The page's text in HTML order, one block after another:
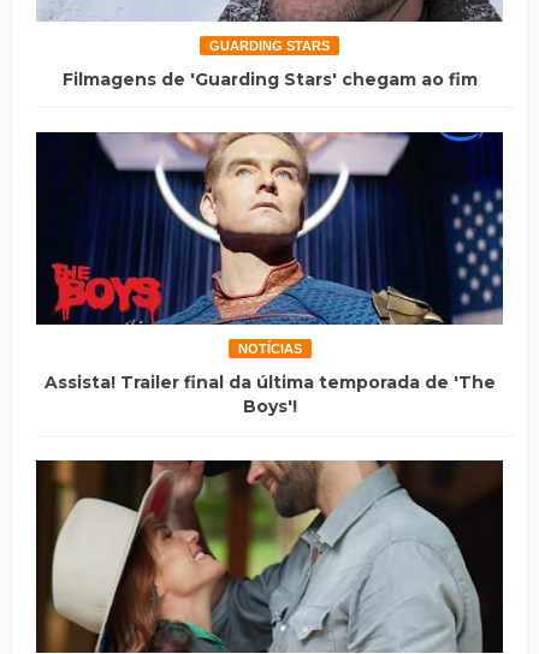
GUARDING STARS
Filmagens de 'Guarding Stars' chegam ao fim
NOTÍCIAS
Assista! Trailer final da última temporada de 'The
Boys'!